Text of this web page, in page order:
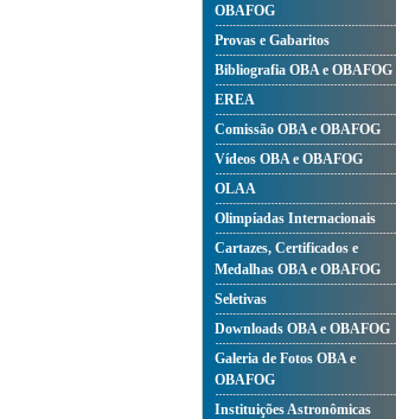
OBAFOG
Provas e Gabaritos
Bibliografia OBA e OBAFOG
EREA
Comissão OBA e OBAFOG
Vídeos OBA e OBAFOG
OLAA
Olimpíadas Internacionais
Cartazes, Certificados e
Medalhas OBA e OBAFOG
Seletivas
Downloads OBA e OBAFOG
Galeria de Fotos OBA e
OBAFOG
Instituições Astronômicas